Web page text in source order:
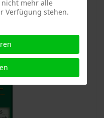
mehr alle
Verfügung stehen.